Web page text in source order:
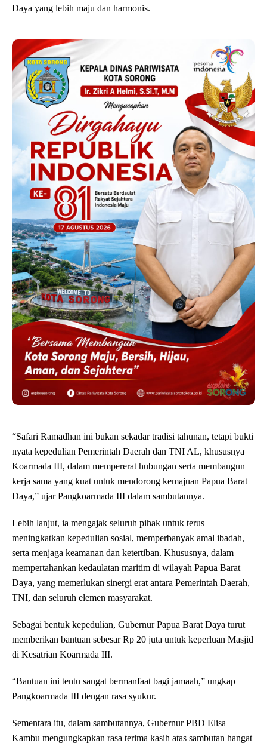
Daya yang lebih maju dan harmonis.
“Safari Ramadhan ini bukan sekadar tradisi tahunan, tetapi bukti
nyata kepedulian Pemerintah Daerah dan TNI AL, khususnya
Koarmada III, dalam mempererat hubungan serta membangun
kerja sama yang kuat untuk mendorong kemajuan Papua Barat
Daya,” ujar Pangkoarmada III dalam sambutannya.
Lebih lanjut, ia mengajak seluruh pihak untuk terus
meningkatkan kepedulian sosial, memperbanyak amal ibadah,
serta menjaga keamanan dan ketertiban. Khususnya, dalam
mempertahankan kedaulatan maritim di wilayah Papua Barat
Daya, yang memerlukan sinergi erat antara Pemerintah Daerah,
TNI, dan seluruh elemen masyarakat.
Sebagai bentuk kepedulian, Gubernur Papua Barat Daya turut
memberikan bantuan sebesar Rp 20 juta untuk keperluan Masjid
di Kesatrian Koarmada III.
“Bantuan ini tentu sangat bermanfaat bagi jamaah,” ungkap
Pangkoarmada III dengan rasa syukur.
Sementara itu, dalam sambutannya, Gubernur PBD Elisa
Kambu mengungkapkan rasa terima kasih atas sambutan hangat